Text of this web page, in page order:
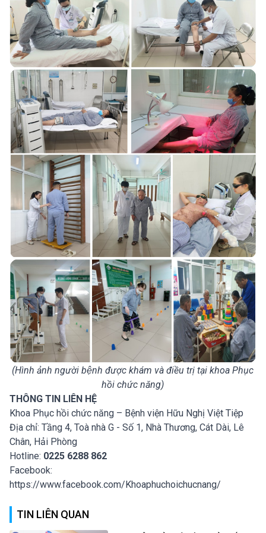
(Hình ảnh người bệnh được khám và điều trị tại khoa Phục
hồi chức năng)
THÔNG TIN LIÊN HỆ
Khoa Phục hồi chức năng – Bệnh viện Hữu Nghị Việt Tiệp
Địa chỉ: Tầng 4, Toà nhà G - Số 1, Nhà Thương, Cát Dài, Lê
Chân, Hải Phòng
Hotline: 0225 6288 862
Facebook:
https://www.facebook.com/Khoaphuchoichucnang/
TIN LIÊN QUAN